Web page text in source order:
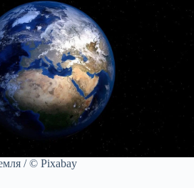
/ © Pixabay